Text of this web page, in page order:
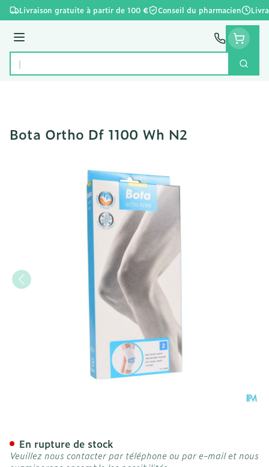
Aller au contenu
Livraison gratuite à partir de 100 € Conseil du pharmacien
Menu
Rechercher
Bota Ortho Df 1100 Wh N2
En rupture de stock
Veuillez nous contacter par téléphone ou par e-mail et nous